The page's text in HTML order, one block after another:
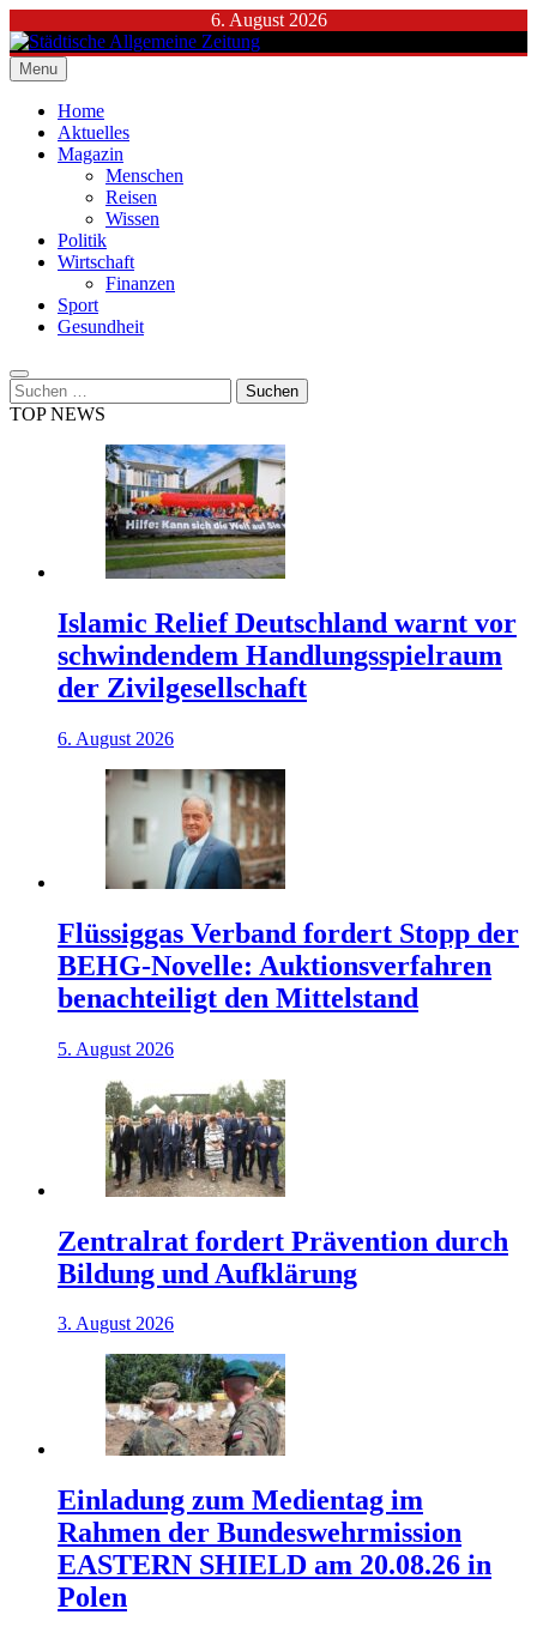
to
content
6. August 2026
Städtische Allgemeine Zeitung
Menu
Home
Aktuelles
Magazin
Menschen
Reisen
Wissen
Politik
Wirtschaft
Finanzen
Sport
Gesundheit
Suchen
nach:
TOP NEWS
Islamic Relief Deutschland warnt vor
schwindendem Handlungsspielraum
der Zivilgesellschaft
6. August 2026
Flüssiggas Verband fordert Stopp der
BEHG-Novelle: Auktionsverfahren
benachteiligt den Mittelstand
5. August 2026
Zentralrat fordert Prävention durch
Bildung und Aufklärung
3. August 2026
Einladung zum Medientag im
Rahmen der Bundeswehrmission
EASTERN SHIELD am 20.08.26 in
Polen